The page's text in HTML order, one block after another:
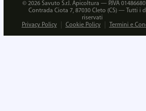
© 2026 Savuto S.r.l. Apicoltura — P.IVA
Contrada Ciota 7, 87030 Cleto (CS) — Tutti i
riservati
Privacy Policy
Cookie Policy Termini e